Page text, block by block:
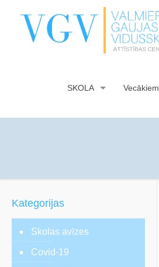
SKOLA Vecākiem
Kategorijas
Skolas avīzes
Covid-19